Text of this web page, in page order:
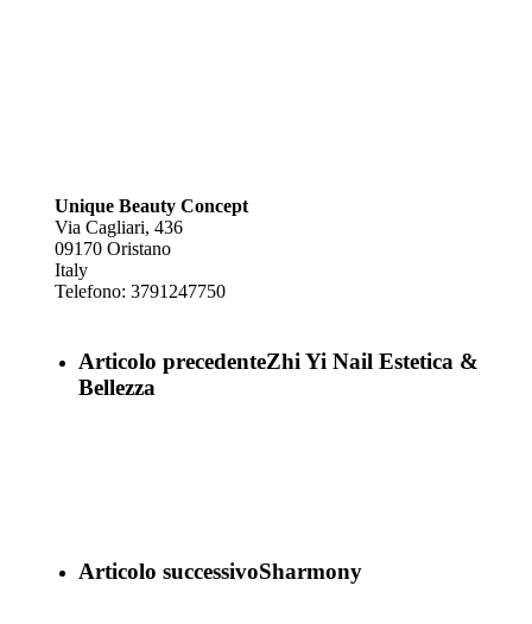
Unique Beauty Concept
Via Cagliari, 436
09170 Oristano
Italy
Telefono: 3791247750
Articolo precedenteZhi Yi Nail Estetica &
Bellezza
Articolo successivoSharmony